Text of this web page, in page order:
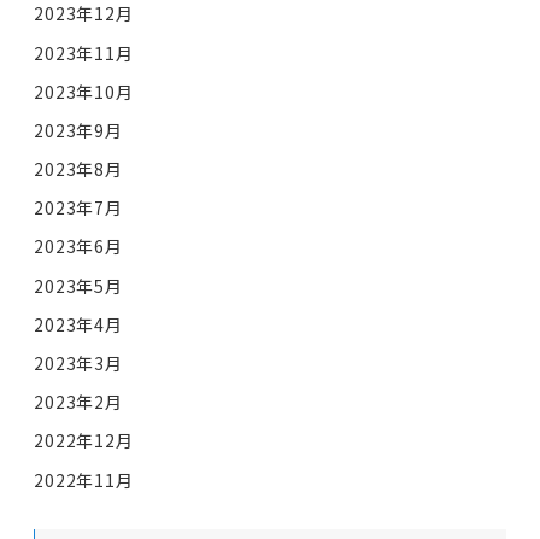
2023年12月
2023年11月
2023年10月
2023年9月
2023年8月
2023年7月
2023年6月
2023年5月
2023年4月
2023年3月
2023年2月
2022年12月
2022年11月